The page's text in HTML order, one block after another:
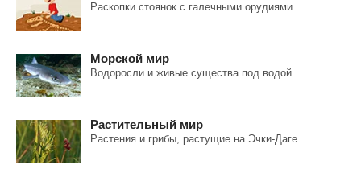
Раскопки стоянок с галечными орудиями
Морской мир
Водоросли и живые существа под водой
Растительный мир
Растения и грибы, растущие на Эчки-Даге